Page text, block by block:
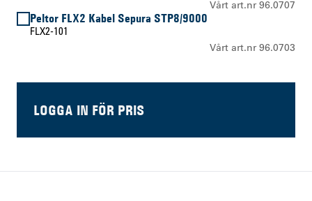
Vårt art.nr 96.0707
Peltor FLX2 Kabel Sepura STP8/9000
FLX2-101
Vårt art.nr 96.0703
LOGGA IN FÖR PRIS